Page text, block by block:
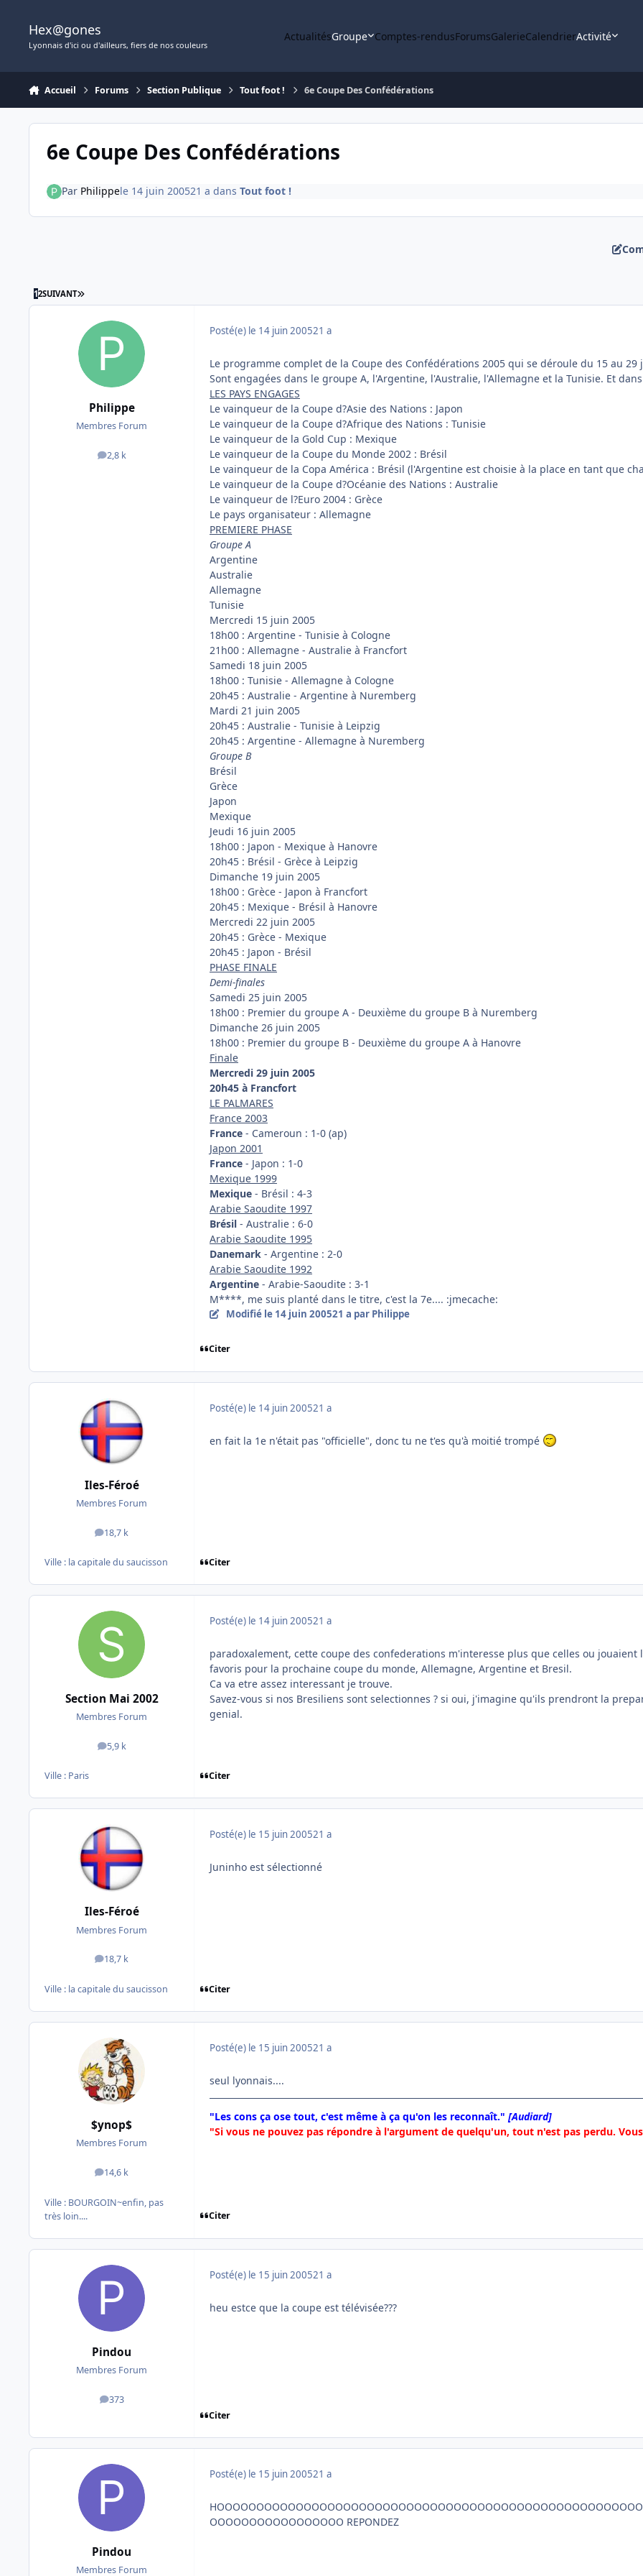
Hex@gones
Lyonnais d'ici ou d'ailleurs, fiers de nos couleurs
ActualitésGroupe Comptes-rendusForumsGalerieCalendrierActivité
Accueil Forums Section Publique Tout foot ! 6e Coupe Des Confédérations
6e Coupe Des Confédérations
Par Philippele 14 juin 200521 a dans Tout foot !
12SUIVANT DERNIÈRE PAGE
Philippe
Membres Forum
2,8 k
messages
Posté(e) le 14 juin 200521 a
Le programme complet de la Coupe des Confédérations 2005 qui se déroule du 15 au 29
Sont engagées dans le groupe A, l'Argentine, l'Australie, l'Allemagne et la Tunisie. Et
LES PAYS ENGAGES
Le vainqueur de la Coupe d?Asie des Nations : Japon
Le vainqueur de la Coupe d?Afrique des Nations : Tunisie
Le vainqueur de la Gold Cup : Mexique
Le vainqueur de la Coupe du Monde 2002 : Brésil
Le vainqueur de la Copa América : Brésil (l'Argentine est choisie à la place en tant que
Le vainqueur de la Coupe d?Océanie des Nations : Australie
Le vainqueur de l?Euro 2004 : Grèce
Le pays organisateur : Allemagne
PREMIERE PHASE
Groupe A
Argentine
Australie
Allemagne
Tunisie
Mercredi 15 juin 2005
18h00 : Argentine - Tunisie à Cologne
21h00 : Allemagne - Australie à Francfort
Samedi 18 juin 2005
18h00 : Tunisie - Allemagne à Cologne
20h45 : Australie - Argentine à Nuremberg
Mardi 21 juin 2005
20h45 : Australie - Tunisie à Leipzig
20h45 : Argentine - Allemagne à Nuremberg
Groupe B
Brésil
Grèce
Japon
Mexique
Jeudi 16 juin 2005
18h00 : Japon - Mexique à Hanovre
20h45 : Brésil - Grèce à Leipzig
Dimanche 19 juin 2005
18h00 : Grèce - Japon à Francfort
20h45 : Mexique - Brésil à Hanovre
Mercredi 22 juin 2005
20h45 : Grèce - Mexique
20h45 : Japon - Brésil
PHASE FINALE
Demi-finales
Samedi 25 juin 2005
18h00 : Premier du groupe A - Deuxième du groupe B à Nuremberg
Dimanche 26 juin 2005
18h00 : Premier du groupe B - Deuxième du groupe A à Hanovre
Finale
Mercredi 29 juin 2005
20h45 à Francfort
LE PALMARES
France 2003
France - Cameroun : 1-0 (ap)
Japon 2001
France - Japon : 1-0
Mexique 1999
Mexique - Brésil : 4-3
Arabie Saoudite 1997
Brésil - Australie : 6-0
Arabie Saoudite 1995
Danemark - Argentine : 2-0
Arabie Saoudite 1992
Argentine - Arabie-Saoudite : 3-1
M****, me suis planté dans le titre, c'est la 7e.... :jmecache:
Modifié le 14 juin 200521 a par Philippe
Citer
Iles-Féroé
Membres Forum
18,7 k
messages
Ville : la capitale du saucisson
Posté(e) le 14 juin 200521 a
en fait la 1e n'était pas "officielle", donc tu ne t'es qu'à moitié trompé
Citer
Section Mai 2002
Membres Forum
5,9 k
messages
Ville : Paris
Posté(e) le 14 juin 200521 a
paradoxalement, cette coupe des confederations m'interesse plus que celles ou jouaient
favoris pour la prochaine coupe du monde, Allemagne, Argentine et Bresil.
Ca va etre assez interessant je trouve.
Savez-vous si nos Bresiliens sont selectionnes ? si oui, j'imagine qu'ils prendront la
genial.
Citer
Iles-Féroé
Membres Forum
18,7 k
messages
Ville : la capitale du saucisson
Posté(e) le 15 juin 200521 a
Juninho est sélectionné
Citer
$ynop$
Membres Forum
14,6 k
messages
Ville : BOURGOIN~enfin, pas
très loin....
Posté(e) le 15 juin 200521 a
seul lyonnais....
"Les cons ça ose tout, c'est même à ça qu'on les reconnaît." [Audiard]
"Si vous ne pouvez pas répondre à l'argument de quelqu'un, tout n'est pas perdu.
Citer
Pindou
Membres Forum
373
messages
Posté(e) le 15 juin 200521 a
heu estce que la coupe est télévisée???
Citer
Pindou
Membres Forum
Posté(e) le 15 juin 200521 a
OOOOOOOOOOOOOOOOO REPONDEZ